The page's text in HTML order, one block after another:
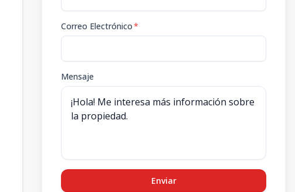
Correo Electrónico*
Mensaje
Enviar